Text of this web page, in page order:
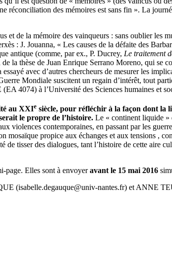
des mémoires est sans fin ». La
et de la mémoire des vainqueurs : sans oublier les
: J. Jouanna, « Les causes de la défaite des
antique (comme, par ex., P. Ducrey, Le traitement
la thèse de Juan Enrique Serrano Moreno, qui se
avec d’autres chercheurs de mesurer les
Mondiale suscitent un regain d’intérêt, tout
4074) à l’Université des Sciences humaines et
au XXIe siècle, pour réfléchir à la façon dont la
le propre de l’histoire. Le « continent liquide »
violences contemporaines, en passant par les
mosaïque propice aux échanges et aux tensions ,
tisser des dialogues, tant l’histoire de cette aire
page. Elles sont à envoyeravant le 15 mai 2016
(isabelle.degauque@univ-nantes.fr) et ANNE